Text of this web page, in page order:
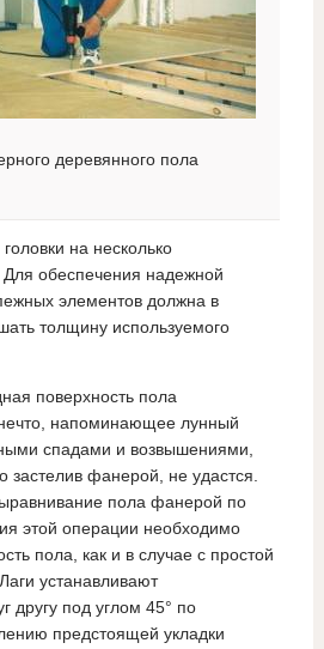
деревянного пола
на несколько
Для обеспечения надежной
элементов должна в
толщину используемого
поверхность пола
напоминающее лунный
спадами и возвышениями,
застелив фанерой, не удастся.
пола фанерой по
этой операции необходимо
пола, как и в случае с простой
устанавливают
другу под углом 45° по
предстоящей укладки